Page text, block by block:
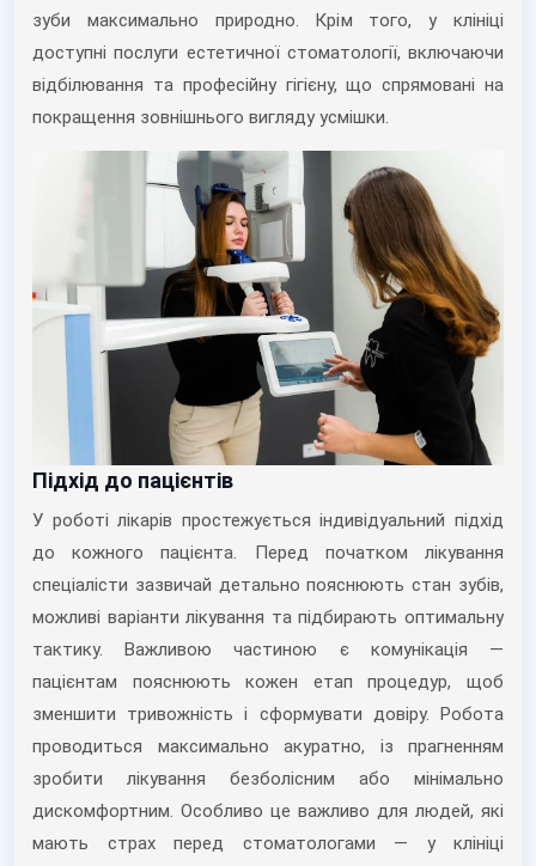
зуби максимально природно. Крім того, у клініці
доступні послуги естетичної стоматології, включаючи
відбілювання та професійну гігієну, що спрямовані на
покращення зовнішнього вигляду усмішки.
Підхід до пацієнтів
У роботі лікарів простежується індивідуальний підхід
до кожного пацієнта. Перед початком лікування
спеціалісти зазвичай детально пояснюють стан зубів,
можливі варіанти лікування та підбирають оптимальну
тактику. Важливою частиною є комунікація —
пацієнтам пояснюють кожен етап процедур, щоб
зменшити тривожність і сформувати довіру. Робота
проводиться максимально акуратно, із прагненням
зробити лікування безболісним або мінімально
дискомфортним. Особливо це важливо для людей, які
мають страх перед стоматологами — у клініці